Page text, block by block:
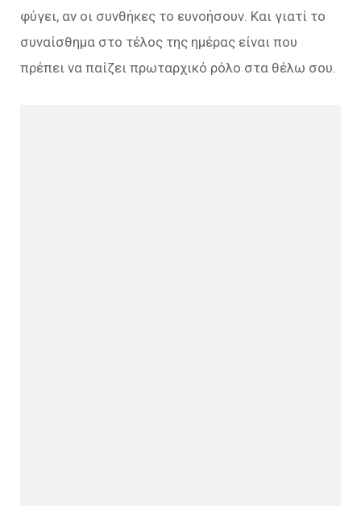
φύγει, αν οι συνθήκες το ευνοήσουν. Και γιατί το
συναίσθημα στο τέλος της ημέρας είναι που
πρέπει να παίζει πρωταρχικό ρόλο στα θέλω σου.